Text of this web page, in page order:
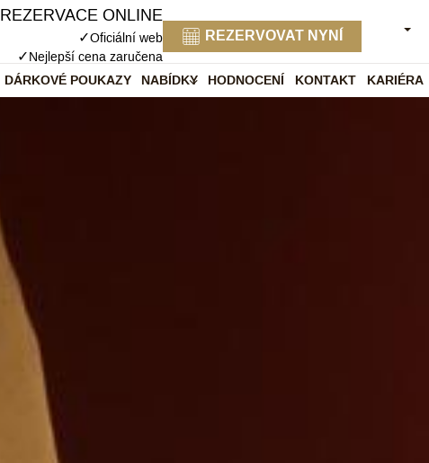
REZERVACE ONLINE
✓Oficiální web
✓Nejlepší cena zaručena
REZERVOVAT NYNÍ
DÁRKOVÉ POUKAZY NABÍDKY HODNOCENÍ KONTAKT KARIÉRA